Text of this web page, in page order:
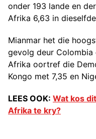
onder 193 lande en
Afrika 6,63 in
Mianmar het die
gevolg deur Colombia
Afrika oortref die
Kongo met 7,35 en
LEES OOK: Wat kos
Afrika te kry?